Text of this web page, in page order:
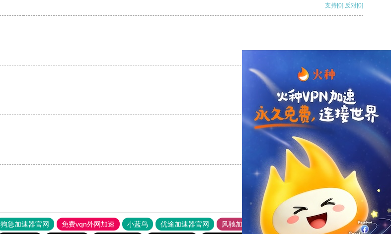
支持[0] 反对[0]
支持 [0] 反对 [0]
支持
狗急加速器官网 免费vqn外网加速 小蓝鸟 优途加速器官网 风驰加速器 旋风加速器